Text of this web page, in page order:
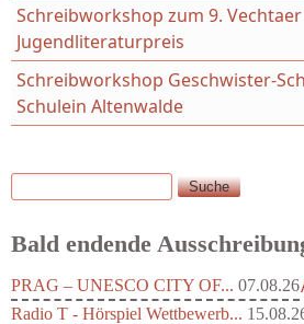
Schreibworkshop zum 9. Vechtaer
Jugendliteraturpreis
Schreibworkshop Geschwister-
Schulein Altenwalde
Suchformular
Suche
Bald endende
PRAG – UNESCO CITY OF... 07.08.26
Radio T - Hörspiel Wettbewerb...